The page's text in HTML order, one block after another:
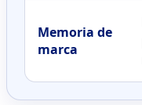
Memoria de
marca